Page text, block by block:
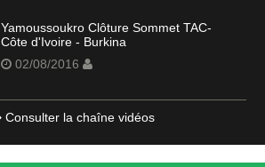
Yamoussoukro Clôture Sommet TAC-
Côte d'Ivoire - Burkina
02/08/2016
Consulter la chaîne vidéos